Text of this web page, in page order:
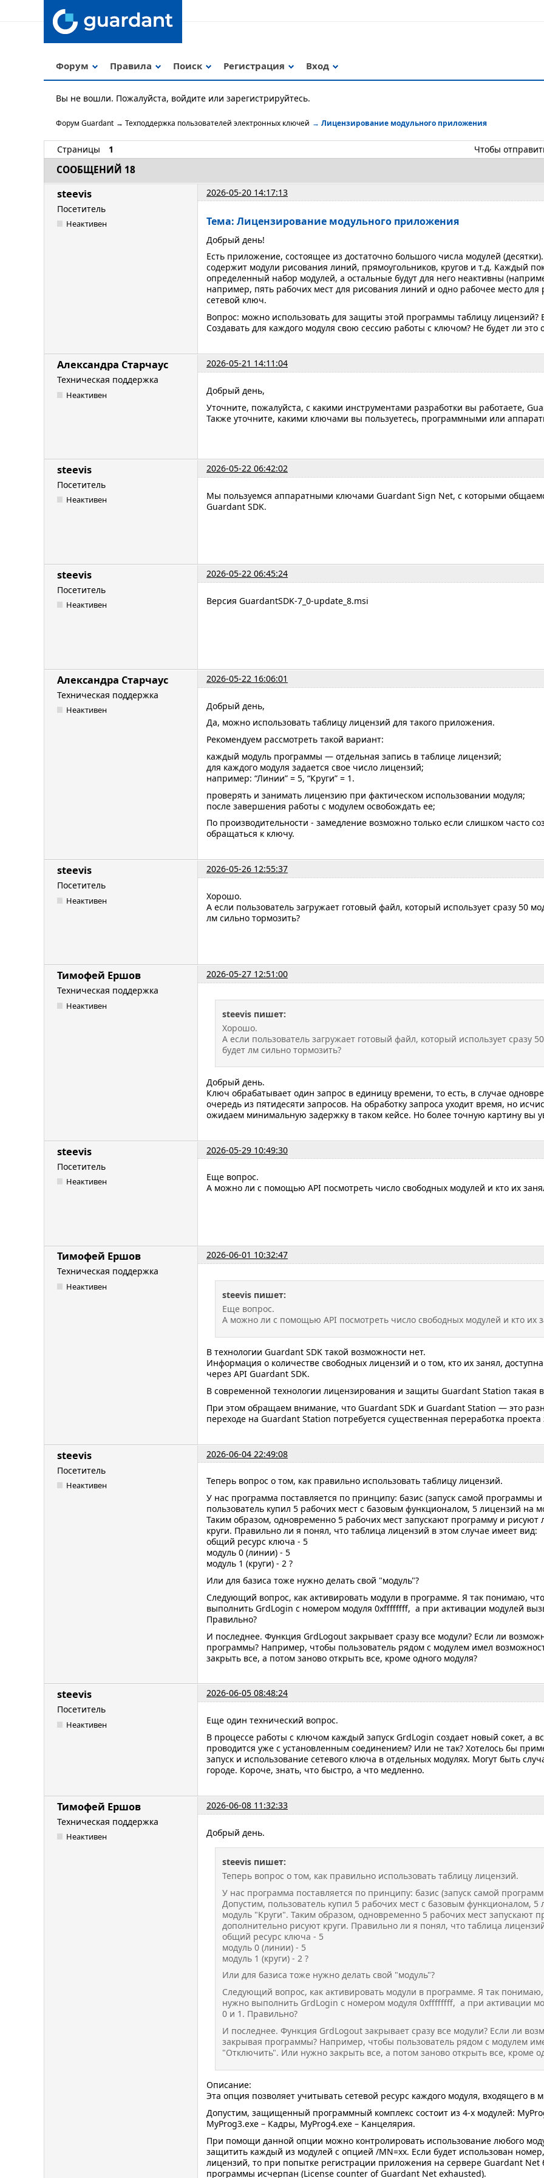
Форум Правила Поиск Регистрация Вход
Вы не вошли. Пожалуйста, войдите или зарегистрируйтесь.
Форум Guardant → Техподдержка пользователей электронных ключей → Лицензирование модульного приложения
Страницы 1 Чтобы
СООБЩЕНИЙ 18
steevis
2026-05-20 14:17:13
Посетитель
Неактивен Тема: Лицензирование модульного приложения
Добрый день!
Есть приложение, состоящее из достаточно большого числа модулей
содержит модули рисования линий, прямоугольников, кругов и т.д. Каждый
определенный набор модулей, а остальные будут для него неактивны
например, пять рабочих мест для рисования линий и одно рабочее место для
сетевой ключ.
Вопрос: можно использовать для защиты этой программы таблицу лицензий?
Создавать для каждого модуля свою сессию работы с ключом? Не будет ли это
Александра Старчаус
2026-05-21 14:11:04
Техническая поддержка
Неактивен
Добрый день,
Уточните, пожалуйста, с какими инструментами разработки вы работаете,
Также уточните, какими ключами вы пользуетесь, программными или
steevis
2026-05-22 06:42:02
Посетитель
Неактивен
Мы пользуемся аппаратными ключами Guardant Sign Net, с которыми
Guardant SDK.
steevis
2026-05-22 06:45:24
Посетитель
Неактивен Версия GuardantSDK-7_0-update_8.msi
Александра Старчаус
2026-05-22 16:06:01
Техническая поддержка
Неактивен
Добрый день,
Да, можно использовать таблицу лицензий для такого приложения.
Рекомендуем рассмотреть такой вариант:
каждый модуль программы — отдельная запись в таблице лицензий;
для каждого модуля задается свое число лицензий;
например: “Линии” = 5, “Круги” = 1.
проверять и занимать лицензию при фактическом использовании модуля;
после завершения работы с модулем освобождать ее;
По производительности - замедление возможно только если слишком часто
обращаться к ключу.
steevis
2026-05-26 12:55:37
Посетитель
Неактивен
Хорошо.
А если пользователь загружает готовый файл, который использует сразу 50
лм сильно тормозить?
Тимофей Ершов
2026-05-27 12:51:00
Техническая поддержка
Неактивен
steevis пишет:
Хорошо.
А если пользователь загружает готовый файл, который использует сразу
будет лм сильно тормозить?
Добрый день.
Ключ обрабатывает один запрос в единицу времени, то есть, в случае
очередь из пятидесяти запросов. На обработку запроса уходит время, но
ожидаем минимальную задержку в таком кейсе. Но более точную картину вы
steevis
2026-05-29 10:49:30
Посетитель
Неактивен
Еще вопрос.
А можно ли с помощью API посмотреть число свободных модулей и кто их
Тимофей Ершов
2026-06-01 10:32:47
Техническая поддержка
Неактивен
steevis пишет:
Еще вопрос.
А можно ли с помощью API посмотреть число свободных модулей и кто их
В технологии Guardant SDK такой возможности нет.
Информация о количестве свободных лицензий и о том, кто их занял,
через API Guardant SDK.
В современной технологии лицензирования и защиты Guardant Station такая
При этом обращаем внимание, что Guardant SDK и Guardant Station — это
переходе на Guardant Station потребуется существенная переработка
steevis
2026-06-04 22:49:08
Посетитель
Неактивен
Теперь вопрос о том, как правильно использовать таблицу лицензий.
У нас программа поставляется по принципу: базис (запуск самой программы
пользователь купил 5 рабочих мест с базовым функционалом, 5 лицензий на
Таким образом, одновременно 5 рабочих мест запускают программу и
круги. Правильно ли я понял, что таблица лицензий в этом случае имеет вид:
общий ресурс ключа - 5
модуль 0 (линии) - 5
модуль 1 (круги) - 2 ?
Или для базиса тоже нужно делать свой "модуль"?
Следующий вопрос, как активировать модули в программе. Я так понимаю,
выполнить GrdLogin с номером модуля 0xffffffff, а при активации модулей
Правильно?
И последнее. Функция GrdLogout закрывает сразу все модули? Если ли
программы? Например, чтобы пользователь рядом с модулем имел
закрыть все, а потом заново открыть все, кроме одного модуля?
steevis
2026-06-05 08:48:24
Посетитель
Неактивен
Еще один технический вопрос.
В процессе работы с ключом каждый запуск GrdLogin создает новый сокет, а
проводится уже с установленным соединением? Или не так? Хотелось бы
запуск и использование сетевого ключа в отдельных модулях. Могут быть
городе. Короче, знать, что быстро, а что медленно.
Тимофей Ершов
2026-06-08 11:32:33
Техническая поддержка
Неактивен Добрый день.
steevis пишет:
Теперь вопрос о том, как правильно использовать таблицу лицензий.
У нас программа поставляется по принципу: базис (запуск самой
Допустим, пользователь купил 5 рабочих мест с базовым функционалом,
модуль "Круги". Таким образом, одновременно 5 рабочих мест запускают
дополнительно рисуют круги. Правильно ли я понял, что таблица
общий ресурс ключа - 5
модуль 0 (линии) - 5
модуль 1 (круги) - 2 ?
Или для базиса тоже нужно делать свой "модуль"?
Следующий вопрос, как активировать модули в программе. Я так
нужно выполнить GrdLogin с номером модуля 0xffffffff, а при активации
0 и 1. Правильно?
И последнее. Функция GrdLogout закрывает сразу все модули? Если ли
закрывая программы? Например, чтобы пользователь рядом с модулем
"Отключить". Или нужно закрыть все, а потом заново открыть все, кроме
Описание:
Эта опция позволяет учитывать сетевой ресурс каждого модуля, входящего в
Допустим, защищенный программный комплекс состоит из 4-х модулей:
MyProg3.exe – Кадры, MyProg4.exe – Канцелярия.
При помощи данной опции можно контролировать использование любого
защитить каждый из модулей с опцией /MN=хх. Если будет использован
лицензий, то при попытке регистрации приложения на сервере Guardant Net
программы исчерпан (License counter of Guardant Net exhausted).